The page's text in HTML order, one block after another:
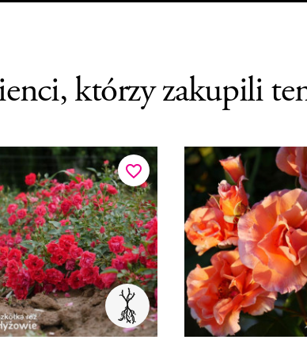
którzy zakupili
favorite_border